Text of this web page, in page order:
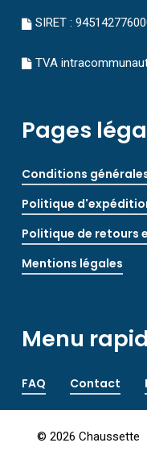
SIRET :
TVA
Pages
Conditions
Politique
Politique de retours
Mentions légales
Menu
FAQ Contact
©2026 Chaussette